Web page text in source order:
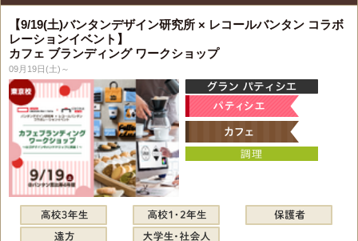
【9/19(土)バンタンデザイン研究所 × レコールバンタン コラボ
レーションイベント】
カフェ ブランディング ワークショップ
09月19日(土)～